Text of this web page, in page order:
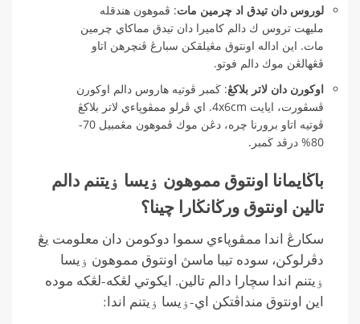
لوروس دان تيدق اد چرمين مات: ڤموهون هندقله
مليهت تروس ك دالم كاميرا دان تيدق مماكاي چرمين
مات. اين اداله اونتوق مڠيلقكن سبارڠ ڤنچرهن اتاو
ڤڠهالڠن موك دالم فوتو.
اوكورن دان لاتر بلاكڠ: ڬمبر ڤوتيه هاروس دالم اوكورن
ڤسڤورت، ايايت 4x6cm. اي ڤرلو ممڤوڽاءي لاتر بلاكڠ
ڤوتيه اتاو برورنا چره، دڠن موك ڤموهون مڠمبيل 70-
80% درڤد ڬمبر.
باڬايمانا اونتوق مموهون ۏيسا ۏيتنم دالم
تالين اونتوق ورڬانڬارا چينا؟
سكارڠ اندا ممڤوڽاءي سموا دوكومن دان معلومت يڠ
دڤرلوكن، سوده تيبا ماسڽ اونتوق مموهون ۏيسا
ۏيتنم اندا سچارا دالم تالين. ايكوتي لڠكه-لڠكه موده
اين اونتوق منداڤتكن اي-ۏيسا ۏيتنم اندا: